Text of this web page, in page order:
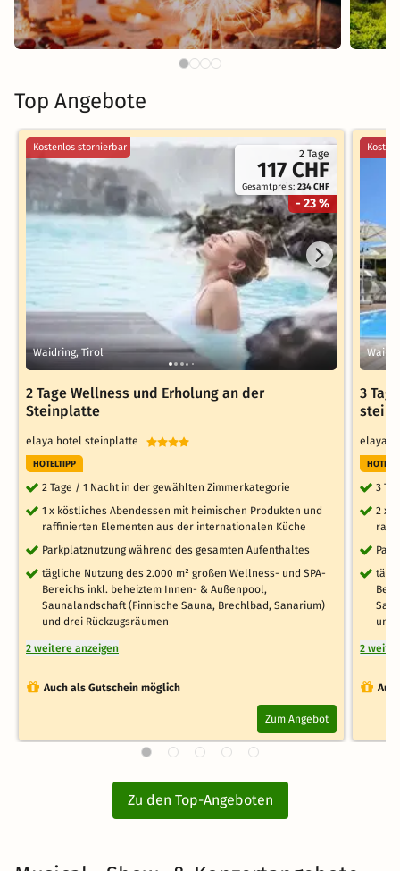
Top Angebote
2 Tage
117 CHF
Gesamtpreis:234 CHF
- 23 %
Kostenlos stornierbar
Waidring, Tirol
2 Tage Wellness und Erholung an der
Steinplatte
elaya hotel steinplatte
HOTELTIPP
2 Tage / 1 Nacht in der gewählten Zimmerkategorie
1 x köstliches Abendessen mit heimischen Produkten und
raffinierten Elementen aus der internationalen Küche
Parkplatznutzung während des gesamten Aufenthaltes
tägliche Nutzung des 2.000 m² großen Wellness- und SPA-
Bereichs inkl. beheiztem Innen- & Außenpool,
Saunalandschaft (Finnische Sauna, Brechlbad, Sanarium)
und drei Rückzugsräumen
2 weitere anzeigen
Auch als Gutschein möglich
Zum Angebot
3
elaya
3
2 x
und
2
Zu den Top-Angeboten